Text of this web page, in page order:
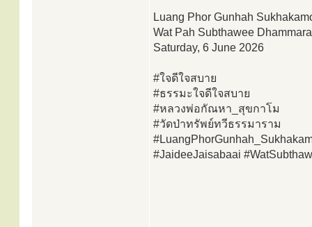
Luang Phor Gunhah
Wat Pah Subthawee
Saturday, 6 June 2026
#ใจดีใจสบาย
#ธรรมะใจดีใจสบาย
#หลวงพ่อกัณหา_สุขกาโม
#วัดป่าทรัพย์ทวีธรรมาราม
#JaideeJaisabaai